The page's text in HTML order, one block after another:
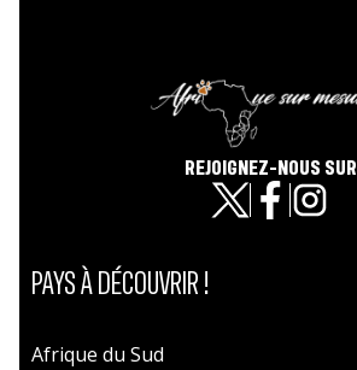
REJOIGNEZ-NOUS SUR
PAYS À DÉCOUVRIR !
Afrique du Sud